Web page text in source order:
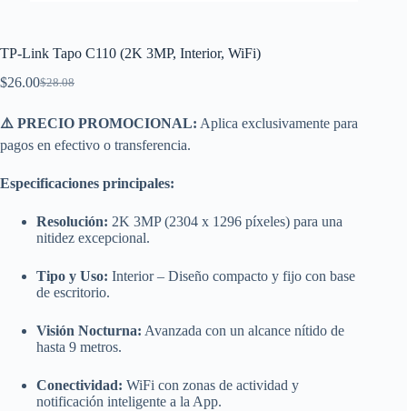
TP-Link Tapo C110 (2K 3MP, Interior, WiFi)
$28.08
El
original
$28.08.
$26.00El
actual
$26.00.
⚠️ PRECIO PROMOCIONAL: Aplica exclusivamente para
pagos en efectivo o transferencia.
Especificaciones principales:
Resolución: 2K 3MP (2304 x 1296 píxeles) para una
nitidez excepcional.
Tipo y Uso: Interior – Diseño compacto y fijo con base
de escritorio.
Visión Nocturna: Avanzada con un alcance nítido de
hasta 9 metros.
Conectividad: WiFi con zonas de actividad y
notificación inteligente a la App.